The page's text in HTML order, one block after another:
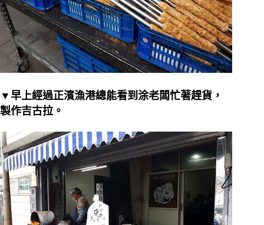
▼早上經過正濱漁港總能看到涂老闆忙著趕貨，
製作吉古拉。